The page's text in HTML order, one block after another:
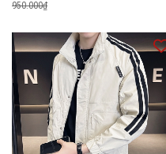
950.000₫